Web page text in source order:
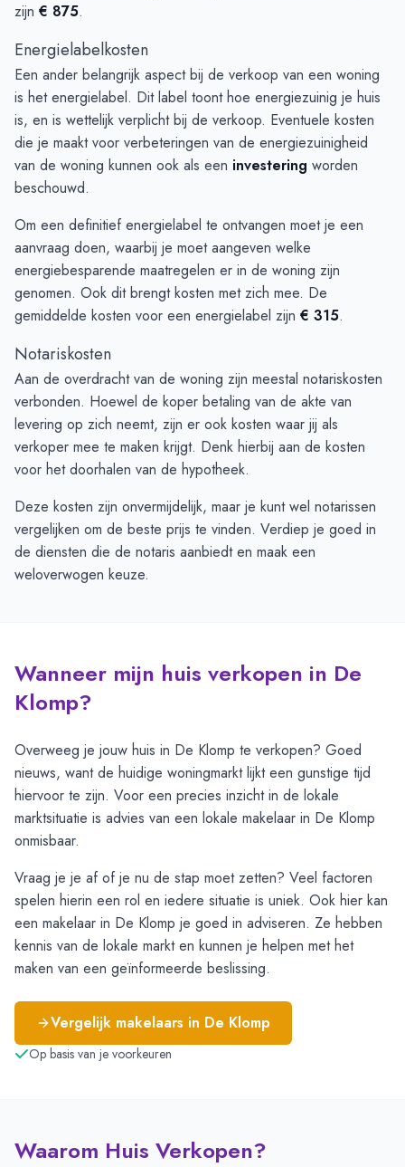
zijn € 875.
Energielabelkosten
Een ander belangrijk aspect bij de verkoop van een woning
is het energielabel. Dit label toont hoe energiezuinig je huis
is, en is wettelijk verplicht bij de verkoop. Eventuele kosten
die je maakt voor verbeteringen van de energiezuinigheid
van de woning kunnen ook als een investering worden
beschouwd.
Om een definitief energielabel te ontvangen moet je een
aanvraag doen, waarbij je moet aangeven welke
energiebesparende maatregelen er in de woning zijn
genomen. Ook dit brengt kosten met zich mee. De
gemiddelde kosten voor een energielabel zijn € 315.
Notariskosten
Aan de overdracht van de woning zijn meestal notariskosten
verbonden. Hoewel de koper betaling van de akte van
levering op zich neemt, zijn er ook kosten waar jij als
verkoper mee te maken krijgt. Denk hierbij aan de kosten
voor het doorhalen van de hypotheek.
Deze kosten zijn onvermijdelijk, maar je kunt wel notarissen
vergelijken om de beste prijs te vinden. Verdiep je goed in
de diensten die de notaris aanbiedt en maak een
weloverwogen keuze.
Wanneer mijn huis verkopen in De
Klomp?
Overweeg je jouw huis in De Klomp te verkopen? Goed
nieuws, want de huidige woningmarkt lijkt een gunstige tijd
hiervoor te zijn. Voor een precies inzicht in de lokale
marktsituatie is advies van een lokale makelaar in De Klomp
onmisbaar.
Vraag je je af of je nu de stap moet zetten? Veel factoren
spelen hierin een rol en iedere situatie is uniek. Ook hier kan
een makelaar in De Klomp je goed in adviseren. Ze hebben
kennis van de lokale markt en kunnen je helpen met het
maken van een geïnformeerde beslissing.
Vergelijk makelaars in De Klomp
Op basis van je voorkeuren
Waarom Huis Verkopen?